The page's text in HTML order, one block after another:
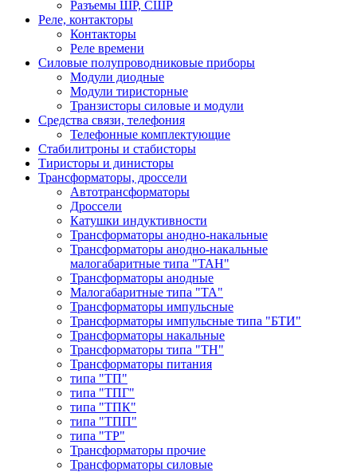
Разъемы ШР, СШР
Реле, контакторы
Контакторы
Реле времени
Силовые полупроводниковые приборы
Модули диодные
Модули тиристорные
Транзисторы силовые и модули
Средства связи, телефония
Телефонные комплектующие
Стабилитроны и стабисторы
Тиристоры и динисторы
Трансформаторы, дроссели
Автотрансформаторы
Дроссели
Катушки индуктивности
Трансформаторы анодно-накальные
Трансформаторы анодно-накальные
малогабаритные типа "ТАН"
Трансформаторы анодные
Малогабаритные типа "ТА"
Трансформаторы импульсные
Трансформаторы импульсные типа "БТИ"
Трансформаторы накальные
Трансформаторы типа "ТН"
Трансформаторы питания
типа "ТП"
типа "ТПГ"
типа "ТПК"
типа "ТПП"
типа "ТР"
Трансформаторы прочие
Трансформаторы силовые